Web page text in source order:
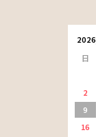
日
2
9
16